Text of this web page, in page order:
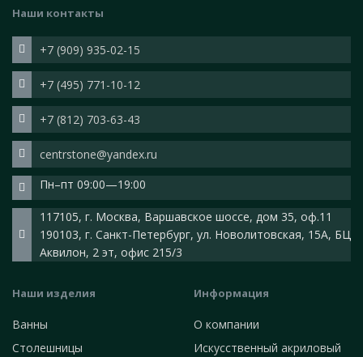
Наши контакты
+7 (909) 935-02-15
+7 (495) 771-10-12
+7 (812) 703-63-43
centrstone@yandex.ru
Пн–пт 09:00—19:00
117105, г. Москва, Варшавское шоссе, дом 35, оф.11
190103, г. Санкт-Петербург, ул. Новолитовская, 15А, БЦ
Аквилон, 2 эт, офис 215/3
Наши изделия
Ванны
Столешницы
Информация
О компании
Искусственный акриловый